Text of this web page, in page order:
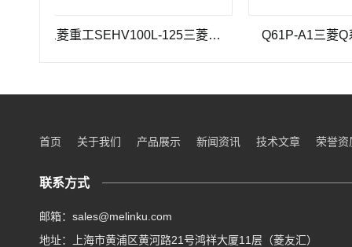
三菱重工SEHV100L-125三菱重工蜗轮蜗杆减速机SEHV100L-125 Q61P-A1三菱Q系列电
首页 关于我们 产品展示 新闻资讯 技术文章 荣誉资
联系方式
邮箱：sales@melinku.com
地址：上海市黄浦区黄河路21号鸿祥大厦11层（菱友汇）